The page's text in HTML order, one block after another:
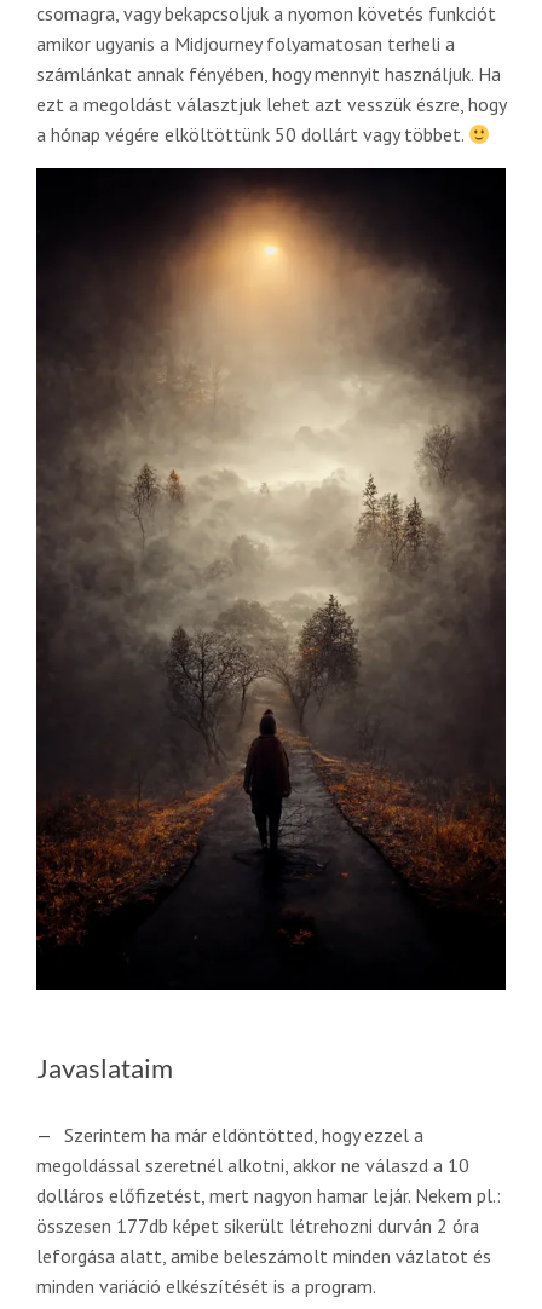
csomagra, vagy bekapcsoljuk a nyomon követés funkciót
amikor ugyanis a Midjourney folyamatosan terheli a
számlánkat annak fényében, hogy mennyit használjuk. Ha
ezt a megoldást választjuk lehet azt vesszük észre, hogy
a hónap végére elköltöttünk 50 dollárt vagy többet.
Javaslataim
Szerintem ha már eldöntötted, hogy ezzel a
megoldással szeretnél alkotni, akkor ne válaszd a 10
dolláros előfizetést, mert nagyon hamar lejár. Nekem pl.:
összesen 177db képet sikerült létrehozni durván 2 óra
leforgása alatt, amibe beleszámolt minden vázlatot és
minden variáció elkészítését is a program.